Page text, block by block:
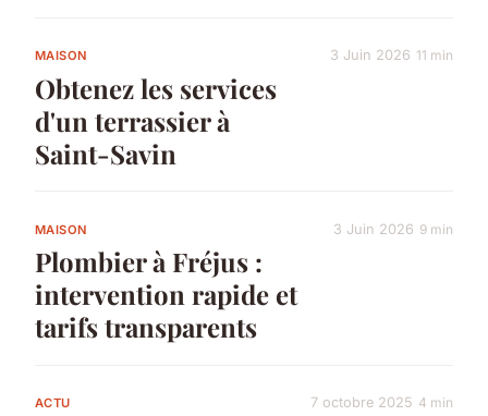
MAISON
Obtenez les services
d'un terrassier à
Saint-Savin
3 Juin 2026 11 min
MAISON
Plombier à Fréjus :
intervention rapide et
tarifs transparents
3 Juin 2026 9 min
ACTU 7 octobre 2025 4 min